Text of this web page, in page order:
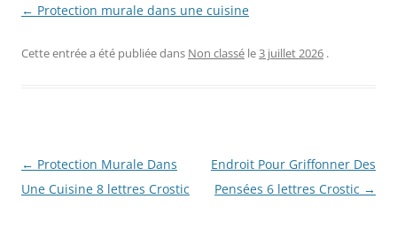
← Protection murale dans une cuisine
Cette entrée a été publiée dans Non classé le3 juillet 2026 .
Navigation
des
← Protection Murale Dans
Une Cuisine 8 lettres Crostic
Endroit Pour Griffonner Des
Pensées 6 lettres Crostic →